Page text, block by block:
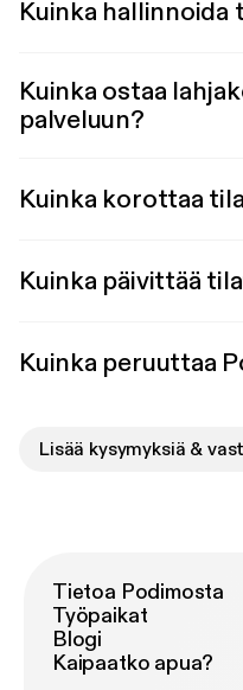
Kuinka hallinnoida
Kuinka ostaa
palveluun?
Kuinka korottaa
Kuinka päivittää
Kuinka peruuttaa
Lisää kysymyksiä &
Tietoa Podimosta
Työpaikat
Blogi
Kaipaatko apua?